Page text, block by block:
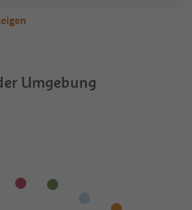
Apartments Laguscel -
Laguscel -
Laguscel - Bauernhof
Umgebung